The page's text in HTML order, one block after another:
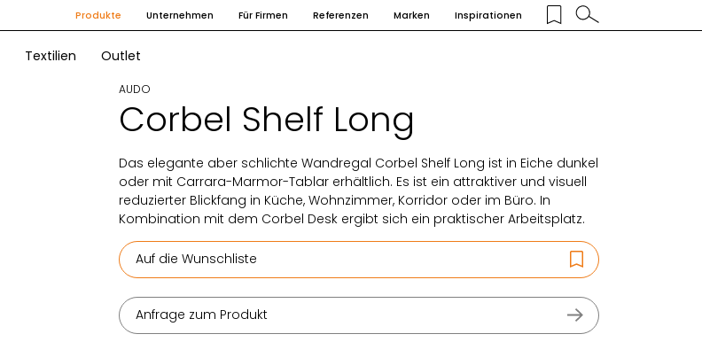
Produkte Unternehmen Für Firmen Referenzen Marken Inspirationen
Textilien Outlet
AUDO
Corbel Shelf Long
Das elegante aber schlichte Wandregal Corbel Shelf Long ist in Eiche dunkel
oder mit Carrara-Marmor-Tablar erhältlich. Es ist ein attraktiver und visuell
reduzierter Blickfang in Küche, Wohnzimmer, Korridor oder im Büro. In
Kombination mit dem Corbel Desk ergibt sich ein praktischer Arbeitsplatz.
Auf die Wunschliste
Anfrage zum Produkt